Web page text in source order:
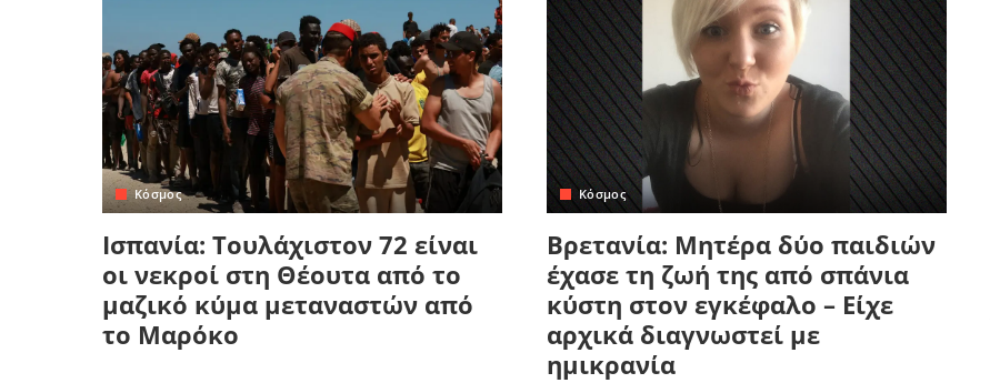
Κόσμος
Ισπανία: Τουλάχιστον 72 είναι
οι νεκροί στη Θέουτα από το
μαζικό κύμα μεταναστών από
το Μαρόκο
Κόσμος
Βρετανία: Μητέρα δύο παιδιών
έχασε τη ζωή της από σπάνια
κύστη στον εγκέφαλο – Είχε
αρχικά διαγνωστεί με
ημικρανία